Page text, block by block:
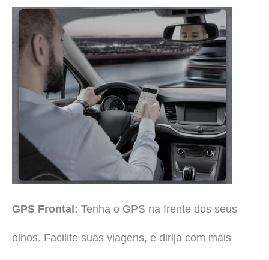
GPS Frontal: Tenha o GPS na frente dos seus
olhos. Facilite suas viagens, e dirija com mais